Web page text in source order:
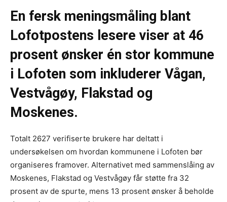
En fersk meningsmåling blant
Lofotpostens lesere viser at 46
prosent ønsker én stor kommune
i Lofoten som inkluderer Vågan,
Vestvågøy, Flakstad og
Moskenes.
Totalt 2627 verifiserte brukere har deltatt i
undersøkelsen om hvordan kommunene i Lofoten bør
organiseres framover. Alternativet med sammenslåing av
Moskenes, Flakstad og Vestvågøy får støtte fra 32
prosent av de spurte, mens 13 prosent ønsker å beholde